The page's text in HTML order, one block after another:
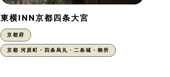
東横INN京都四条大宮
京都府
京都 河原町・四条烏丸・二条城・御所